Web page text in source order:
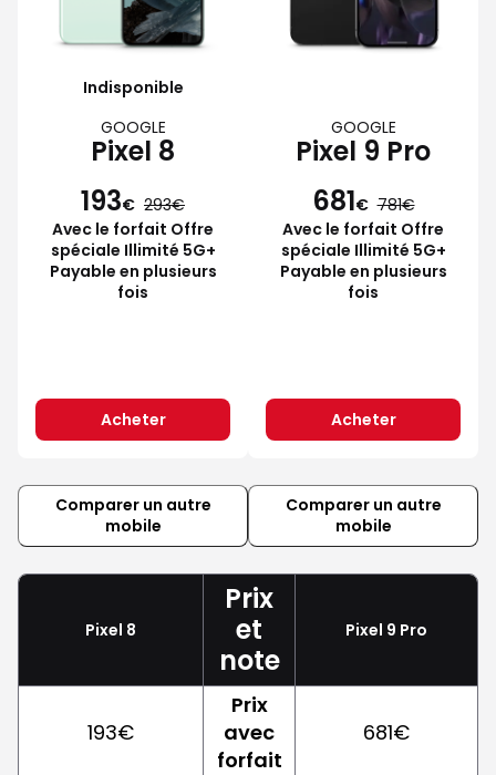
Indisponible
GOOGLE
Pixel 8
193€ 293
Avec le forfait Offre
spéciale Illimité 5G+
Payable en plusieurs
fois
Acheter
GOOGLE
Pixel 9 Pro
681€ 781
Avec le forfait Offre
spéciale Illimité 5G+
Payable en plusieurs
fois
Acheter
Comparer un autre
mobile
Comparer un autre
mobile
Pixel 8
Prix
et
note
Pixel 9 Pro
193€
Prix
avec
forfait
681€